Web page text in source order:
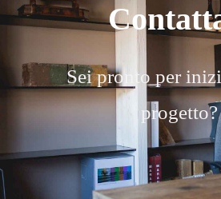
Sei pronto per
progetto?